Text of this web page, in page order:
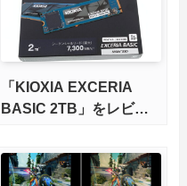
底検証
「KIOXIA EXCERIA
BASIC 2TB」をレビュ
力、高性能、高コスパを
実現！